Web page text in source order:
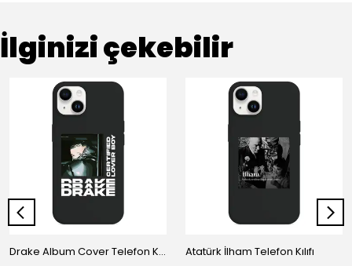
İlginizi çekebilir
Drake Album Cover Telefon Kılıfı Atatürk İlham Telefon Kılıfı